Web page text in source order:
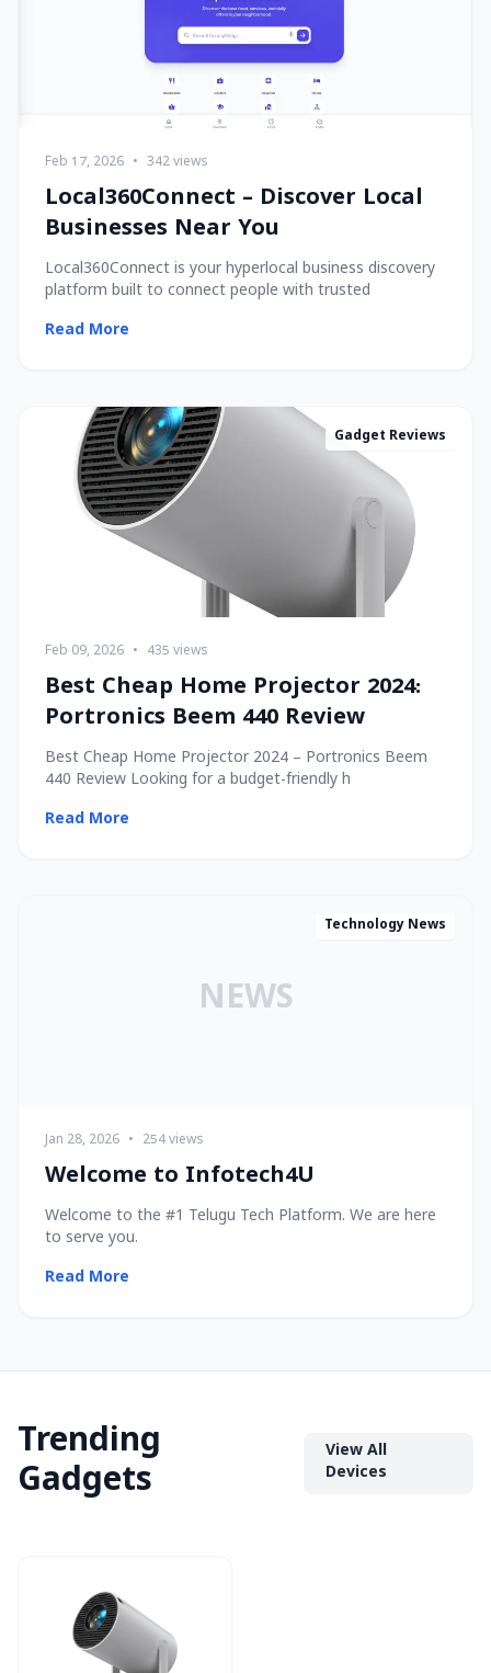
Feb 17, 2026 • 342 views
Local360Connect – Discover Local
Businesses Near You
Local360Connect is your hyperlocal business discovery
platform built to connect people with trusted
Read More
Gadget Reviews
Feb 09, 2026 • 435 views
Best Cheap Home Projector 2024:
Portronics Beem 440 Review
Best Cheap Home Projector 2024 – Portronics Beem
440 Review Looking for a budget-friendly h
Read More
NEWS
Technology News
Jan 28, 2026 • 254 views
Welcome to Infotech4U
Welcome to the #1 Telugu Tech Platform. We are here
to serve you.
Read More
Trending
Gadgets
View All
Devices